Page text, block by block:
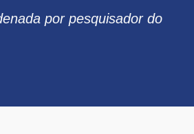
por pesquisador do